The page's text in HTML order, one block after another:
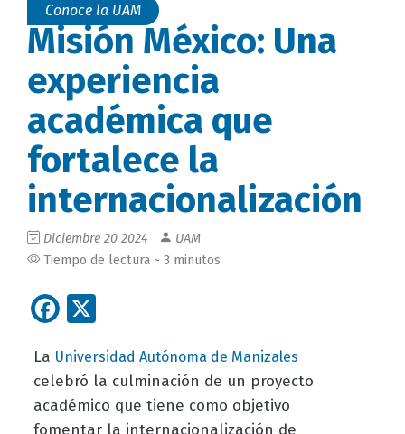
Conoce la UAM
Misión México: Una
experiencia
académica que
fortalece la
internacionalización
Diciembre 20 2024
UAM
Tiempo de lectura ~ 3 minutos
Facebook
La Universidad Autónoma de Manizales
celebró la culminación de un proyecto
académico que tiene como objetivo
fomentar la internacionalización de